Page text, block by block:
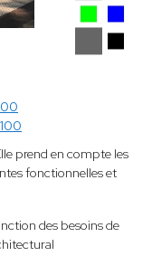
prend en compte les
fonctionnelles et
des besoins de